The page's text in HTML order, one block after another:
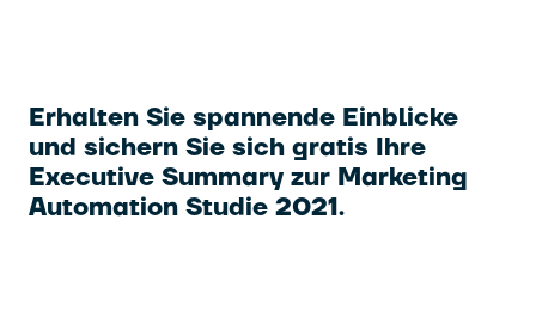
Erhalten Sie spannende Einblicke
und sichern Sie sich gratis Ihre
Executive Summary zur Marketing
Automation Studie 2021.